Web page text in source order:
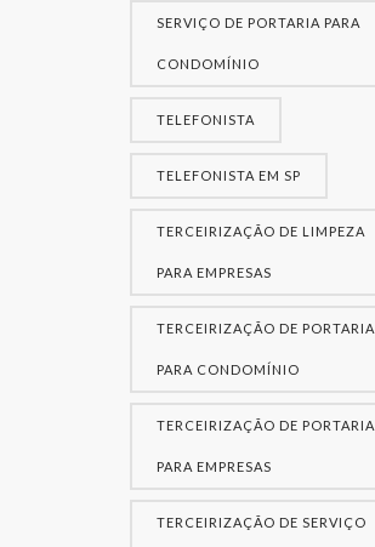
SERVIÇO DE PORTARIA PARA
CONDOMÍNIO
TELEFONISTA
TELEFONISTA EM SP
TERCEIRIZAÇÃO DE LIMPEZA
PARA EMPRESAS
TERCEIRIZAÇÃO DE PORTARIA
PARA CONDOMÍNIO
TERCEIRIZAÇÃO DE PORTARIA
PARA EMPRESAS
TERCEIRIZAÇÃO DE SERVIÇO